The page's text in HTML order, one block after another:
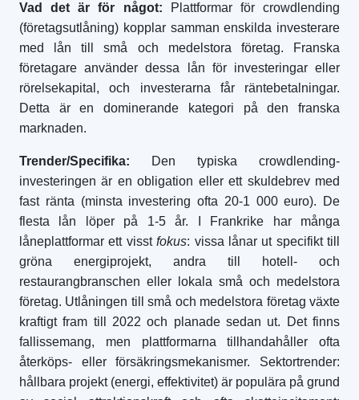
Vad det är för något: Plattformar för crowdlending
(företagsutlåning) kopplar samman enskilda investerare
med lån till små och medelstora företag. Franska
företagare använder dessa lån för investeringar eller
rörelsekapital, och investerarna får räntebetalningar.
Detta är en dominerande kategori på den franska
marknaden.
Trender/Specifika: Den typiska crowdlending-
investeringen är en obligation eller ett skuldebrev med
fast ränta (minsta investering ofta 20-1 000 euro). De
flesta lån löper på 1-5 år. I Frankrike har många
låneplattformar ett visstfokus: vissa lånar ut specifikt till
gröna energiprojekt, andra till hotell- och
restaurangbranschen eller lokala små och medelstora
företag. Utlåningen till små och medelstora företag växte
kraftigt fram till 2022 och planade sedan ut. Det finns
fallissemang, men plattformarna tillhandahåller ofta
återköps- eller försäkringsmekanismer. Sektortrender:
hållbara projekt (energi, effektivitet) är populära på grund